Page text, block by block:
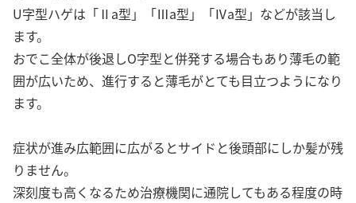
U字型ハゲは「Ⅱa型」「Ⅲa型」「Ⅳa型」などが該当し
ます。
おでこ全体が後退しO字型と併発する場合もあり薄毛の範
囲が広いため、進行すると薄毛がとても目立つようになり
ます。
症状が進み広範囲に広がるとサイドと後頭部にしか髪が残
りません。
深刻度も高くなるため治療機関に通院してもある程度の時